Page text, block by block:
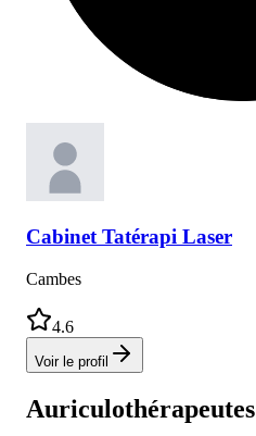
Cabinet Tatérapi Laser
Cambes
4.6
Voir le profil
Auriculothérapeutes